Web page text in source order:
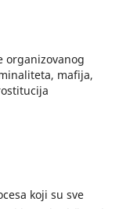
organizovanog
mafija,
koji su sve